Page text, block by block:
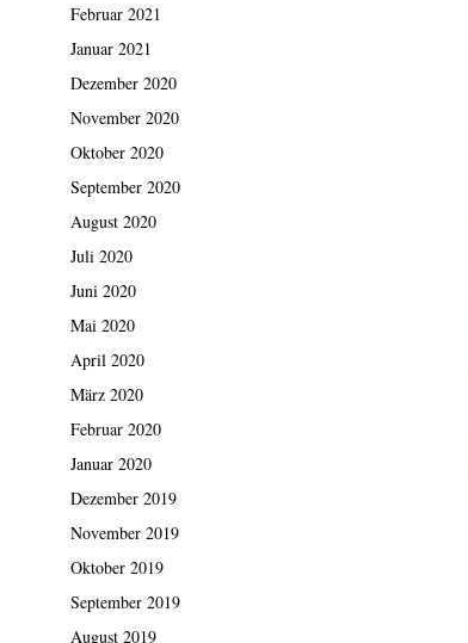
Februar 2021
Januar 2021
Dezember 2020
November 2020
Oktober 2020
September 2020
August 2020
Juli 2020
Juni 2020
Mai 2020
April 2020
März 2020
Februar 2020
Januar 2020
Dezember 2019
November 2019
Oktober 2019
September 2019
August 2019